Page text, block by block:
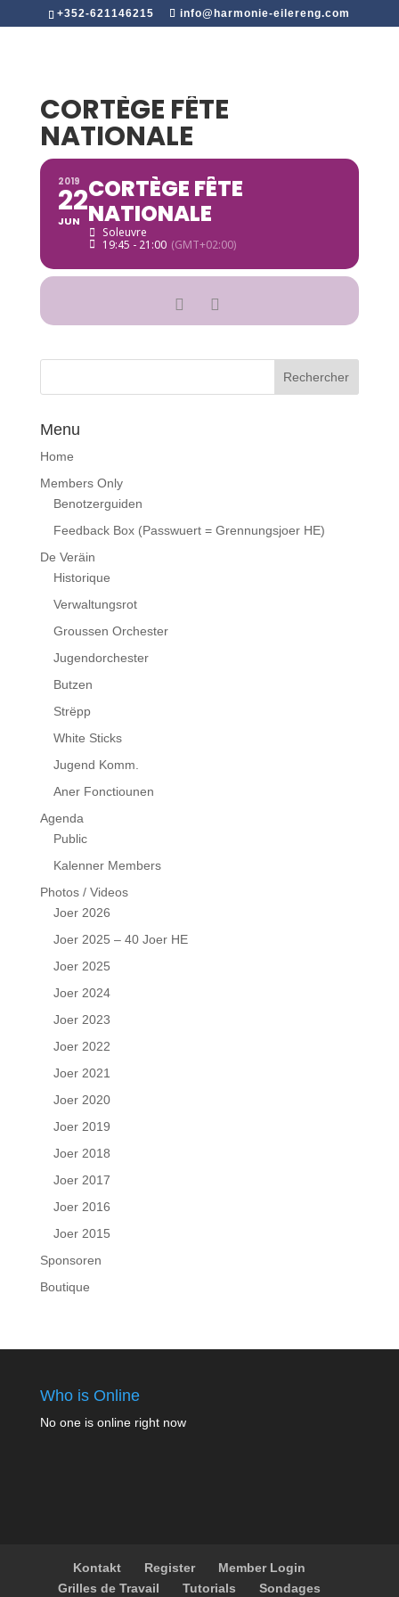
+352-621146215 info@harmonie-eilereng.com
CORTÈGE FÊTE
NATIONALE
2019
22
JUN
CORTÈGE FÊTE
NATIONALE
Soleuvre
19:45 - 21:00 (GMT+02:00)
Menu
Home
Members Only
Benotzerguiden
Feedback Box (Passwuert = Grennungsjoer HE)
De Veräin
Historique
Verwaltungsrot
Groussen Orchester
Jugendorchester
Butzen
Strëpp
White Sticks
Jugend Komm.
Aner Fonctiounen
Agenda
Public
Kalenner Members
Photos / Videos
Joer 2026
Joer 2025 – 40 Joer HE
Joer 2025
Joer 2024
Joer 2023
Joer 2022
Joer 2021
Joer 2020
Joer 2019
Joer 2018
Joer 2017
Joer 2016
Joer 2015
Sponsoren
Boutique
Who is Online
No one is online right now
Kontakt Register
Member Login
Grilles de Travail
Tutorials Sondages